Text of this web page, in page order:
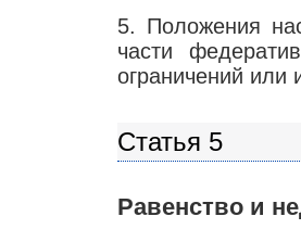
5. Положения
части
ограничений или
Статья 5
Равенство и